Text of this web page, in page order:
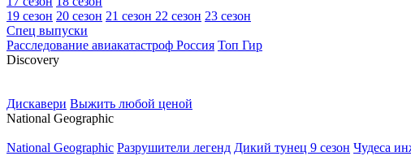
19 сезон 20 сезон 21 сезон 22 сезон 23 сезон
Спец выпуски
Расследование авиакатастроф Россия Топ Гир
Discovery
Дискавери Выжить любой ценой
National Geographic
National Geographic Разрушители легенд Дикий тунец 9 сезон Чудеса